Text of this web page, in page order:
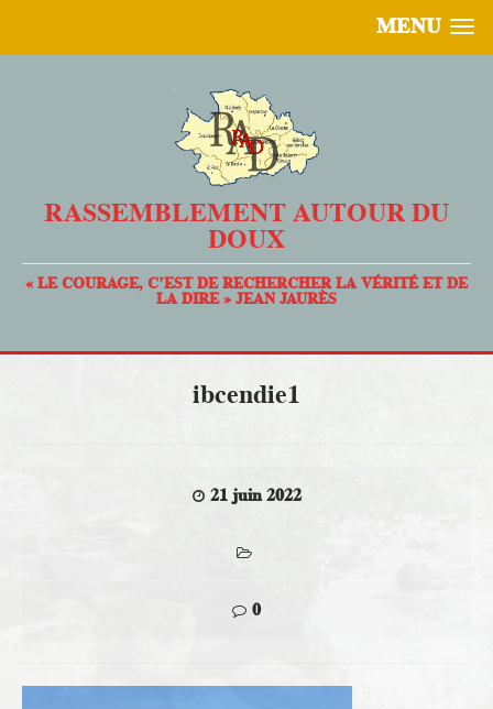
MENU
RASSEMBLEMENT AUTOUR DU
DOUX
« LE COURAGE, C’EST DE RECHERCHER LA VÉRITÉ ET DE
LA DIRE » JEAN JAURÈS
ibcendie1
21 juin 2022
0